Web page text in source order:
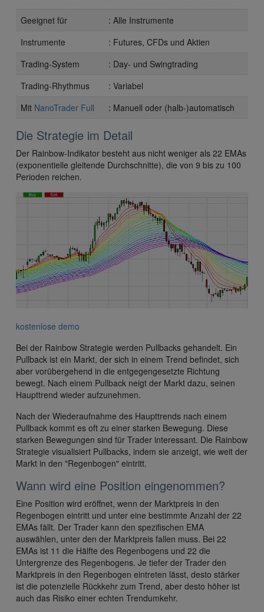
Geeignet für
: Alle Instrumente
Instrumente
: Futures, CFDs und Aktien
Trading-System
: Day- und Swingtrading
Trading-Rhythmus
: Variabel
Mit NanoTrader Full : Manuell oder (halb-)automatisch
Die Strategie im Detail
Der Rainbow-Indikator besteht aus nicht weniger als 22 EMAs
(exponentielle gleitende Durchschnitte), die von 9 bis zu 100
Perioden reichen.
kostenlose demo
Bei der Rainbow Strategie werden Pullbacks gehandelt. Ein
Pullback ist ein Markt, der sich in einem Trend befindet, sich
aber vorübergehend in die entgegengesetzte Richtung
bewegt. Nach einem Pullback neigt der Markt dazu, seinen
Haupttrend wieder aufzunehmen.
Nach der Wiederaufnahme des Haupttrends nach einem
Pullback kommt es oft zu einer starken Bewegung. Diese
starken Bewegungen sind für Trader interessant. Die Rainbow
Strategie visualisiert Pullbacks, indem sie anzeigt, wie weit der
Markt in den "Regenbogen" eintritt.
Wann wird eine Position eingenommen?
Eine Position wird eröffnet, wenn der Marktpreis in den
Regenbogen eintritt und unter eine bestimmte Anzahl der 22
EMAs fällt. Der Trader kann den spezifischen EMA
auswählen, unter den der Marktpreis fallen muss. Bei 22
EMAs ist 11 die Hälfte des Regenbogens und 22 die
Untergrenze des Regenbogens. Je tiefer der Trader den
Marktpreis in den Regenbogen eintreten lässt, desto stärker
ist die potenzielle Rückkehr zum Trend, aber desto höher ist
auch das Risiko einer echten Trendumkehr.